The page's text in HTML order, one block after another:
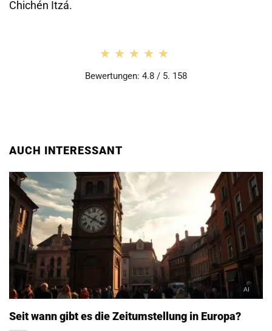
Chichén Itzá.
★★★★★
★★★★★
Bewertungen: 4.8 / 5. 158
AUCH INTERESSANT
Seit wann gibt es die Zeitumstellung in Europa?